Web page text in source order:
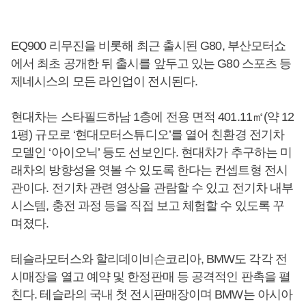
EQ900 리무진을 비롯해 최근 출시된 G80, 부산모터쇼
에서 최초 공개한 뒤 출시를 앞두고 있는 G80 스포츠 등
제네시스의 모든 라인업이 전시된다.
현대차는 스타필드하남 1층에 전용 면적 401.11㎡(약 12
1평) 규모로 ‘현대모터스튜디오’를 열어 친환경 전기차
모델인 ‘아이오닉’ 등도 선보인다. 현대차가 추구하는 미
래차의 방향성을 엿볼 수 있도록 한다는 컨셉트형 전시
관이다. 전기차 관련 영상을 관람할 수 있고 전기차 내부
시스템, 충전 과정 등을 직접 보고 체험할 수 있도록 꾸
며졌다.
테슬라모터스와 할리데이비슨코리아, BMW도 각각 전
시매장을 열고 예약 및 한정판매 등 공격적인 판촉을 펼
친다. 테슬라의 국내 첫 전시판매장이며 BMW는 아시아